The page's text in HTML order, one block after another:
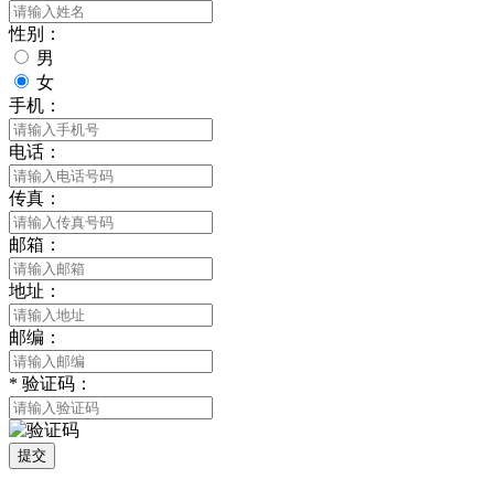
性别：
男
女
手机：
电话：
传真：
邮箱：
地址：
邮编：
* 验证码：
提交